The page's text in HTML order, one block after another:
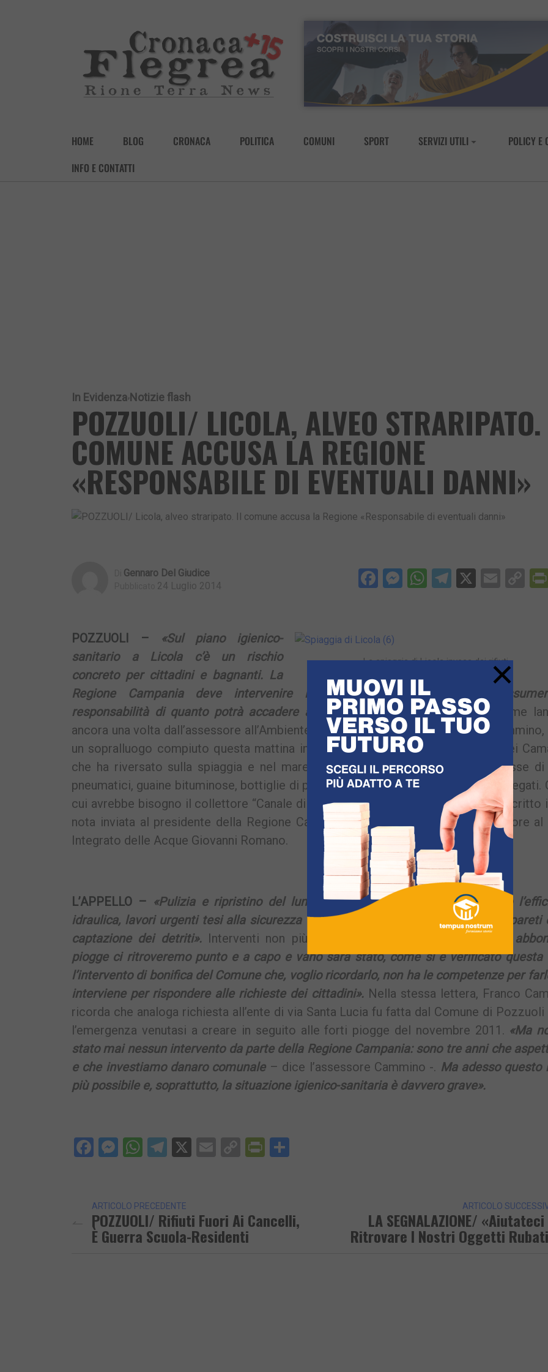
HOME BLOG CRONACA POLITICA COMUNI SPORT SERVIZI UTILI
POLICY E
INFO E CONTATTI
In Evidenza Notizie flash
POZZUOLI/ LICOLA, ALVEO
COMUNE ACCUSA LA REGIONE
«RESPONSABILE DI EVENTUALI DANNI»
Gennaro Del Giudice
24 Luglio 2014 Facebook
Messenger
WhatsApp
Telegram
X Email
La spiaggia di Licola invasa dai rifiuti
POZZUOLI –
«Sul piano igienico-
sanitario a Licola c’è un rischio
concreto per cittadini e bagnanti. La
Regione Campania deve intervenire immediatamente, altrimenti si
responsabilità di quanto potrà accadere a persone o cose».È il grido d’allarme
ancora una volta dall’assessore all’Ambiente del Comune di Pozzuoli, Franco
un sopralluogo compiuto questa mattina in seguito all’esondazione dell’alveo dei
che ha riversato sulla spiaggia e nel mare di Licola rifiuti di ogni sorta: carcasse di
pneumatici, guaine bituminose, bottiglie di plastica e una valanga di topi morti annegati.
cui avrebbe bisogno il collettore “Canale di Quarto”, l’assessore Cammino lo ha scritto
nota inviata al presidente della Regione Campania Stefano Caldoro e all’assessore
Integrato delle Acque Giovanni Romano.
L’APPELLO – «Pulizia e ripristino del lume del canale per restituire all’alveo
idraulica, lavori urgenti tesi alla sicurezza degli argini, al consolidamento delle pareti
captazione dei detriti». Interventi non più rinviabili,
«altrimenti alle prossime
piogge ci ritroveremo punto e a capo e vano sarà stato, come si è verificato questa
l’intervento di bonifica del Comune che, voglio ricordarlo, non ha le competenze per
interviene per rispondere alle richieste dei cittadini». Nella stessa lettera, Franco
ricorda che analoga richiesta all’ente di via Santa Lucia fu fatta dal Comune di
l’emergenza venutasi a creare in seguito alle forti piogge del novembre 2011. «Ma
stato mai nessun intervento da parte della Regione Campania: sono tre anni che
e che investiamo danaro comunale– dice l’assessore Cammino -. Ma adesso questo
più possibile e, soprattutto, la situazione igienico-sanitaria è davvero grave».
Facebook
Messenger
WhatsApp
Telegram
X EmailCopyPrintFriendly
ARTICOLO PRECEDENTE
POZZUOLI/ Rifiuti Fuori Ai Cancelli,
È Guerra Scuola-Residenti
ARTICOLO
LA SEGNALAZIONE/
Ritrovare I Nostri Oggetti
×